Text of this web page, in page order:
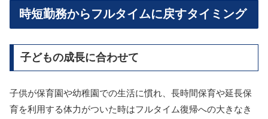
時短勤務からフルタイムに戻すタイミング
子どもの成長に合わせて
子供が保育園や幼稚園での生活に慣れ、長時間保育や延長保
育を利用する体力がついた時はフルタイム復帰への大きなき